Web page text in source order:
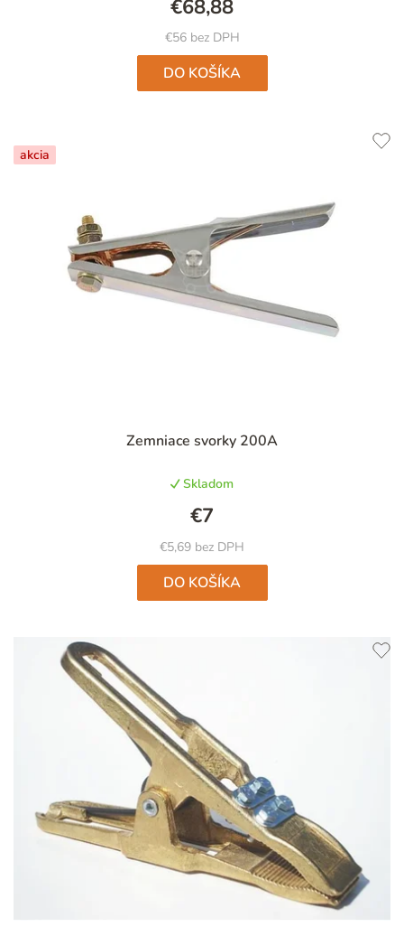
€56 bez DPH
€68,88
DO KOŠÍKA
akcia
Zemniace svorky 200A
hodnotenie
je
4,9
z
5
hviezdičiek.
Skladom
€5,69 bez DPH
€7
DO KOŠÍKA